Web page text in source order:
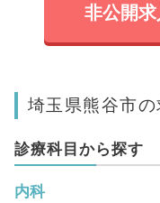
非公開
埼玉県熊谷市
診療科目から探す
内科